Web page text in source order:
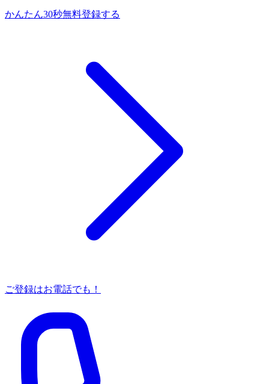
かんたん30秒無料登録する
ご登録はお電話でも！